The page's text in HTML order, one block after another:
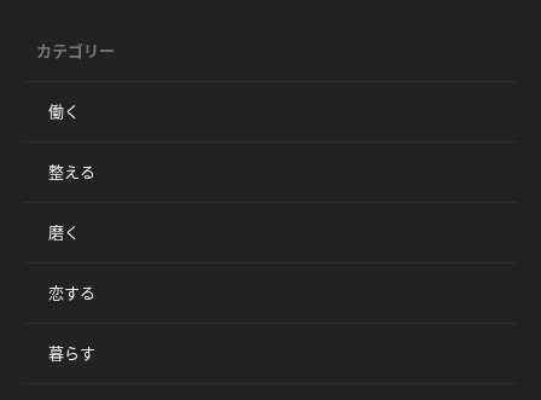
カテゴリー
働く
整える
磨く
恋する
暮らす